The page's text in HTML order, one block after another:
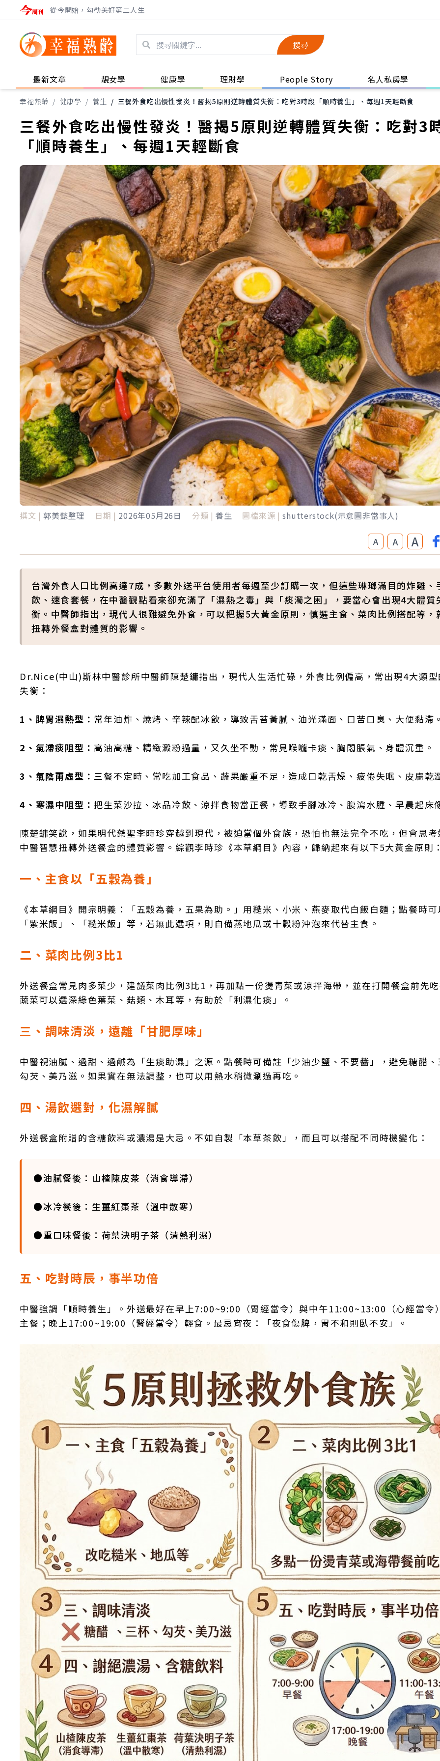
從今開始，勾勒美好第二人生
搜尋
最新文章 靚女學 健康學 理財學 People Story 名人私房學
幸福熟齡 / 健康學 / 養生 / 三餐外食吃出慢性發炎！醫揭5原則逆轉體質失衡：吃對3時段「順時養生」、每週1天輕斷食
三餐外食吃出慢性發炎！醫揭5原則逆轉體質失衡：吃對3
「順時養生」、每週1天輕斷食
撰文 | 郭美懿整理 日期 | 2026年05月26日 分類 | 養生 圖檔來源 | shutterstock(示意圖非當事人)
A A A
台灣外食人口比例高達7成，多數外送平台使用者每週至少訂購一次，但這些琳瑯滿目的炸雞、
飲、速食套餐，在中醫觀點看來卻充滿了「濕熱之毒」與「痰濁之困」，要當心會出現4大體質
衡。中醫師指出，現代人很難避免外食，可以把握5大黃金原則，慎選主食、菜肉比例搭配等，
扭轉外餐盒對體質的影響。
Dr.Nice(中山)斯林中醫診所中醫師陳楚鏞指出，現代人生活忙碌，外食比例偏高，常出現4大類
失衡：
1、脾胃濕熱型： 常年油炸、燒烤、辛辣配冰飲，導致舌苔黃膩、油光滿面、口苦口臭、大便黏滯
2、氣滯痰阻型： 高油高糖、精緻澱粉過量，又久坐不動，常見喉嚨卡痰、胸悶脹氣、身體沉重。
3、氣陰兩虛型： 三餐不定時、常吃加工食品、蔬果嚴重不足，造成口乾舌燥、疲倦失眠、皮膚乾
4、寒濕中阻型：把生菜沙拉、冰品冷飲、涼拌食物當正餐，導致手腳冰冷、腹瀉水腫、早晨起床
陳楚鏞笑說，如果明代藥聖李時珍穿越到現代，被迫當個外食族，恐怕也無法完全不吃，但會思
中醫智慧扭轉外送餐盒的體質影響。綜觀李時珍《本草綱目》內容，歸納起來有以下5大黃金原則
一、主食以「五穀為養」
《本草綱目》開宗明義：「五穀為養，五果為助。」用糙米、小米、燕麥取代白飯白麵；點餐時
「紫米飯」、「糙米飯」等，若無此選項，則自備蒸地瓜或十穀粉沖泡來代替主食。
二、菜肉比例3比1
外送餐盒常見肉多菜少，建議菜肉比例3比1，再加點一份燙青菜或涼拌海帶，並在打開餐盒前先
蔬菜可以選深綠色葉菜、菇類、木耳等，有助於「利濕化痰」。
三、調味清淡，遠離「甘肥厚味」
中醫視油膩、過甜、過鹹為「生痰助濕」之源。點餐時可備註「少油少鹽、不要醬」，避免糖醋
勾芡、美乃滋。如果實在無法調整，也可以用熱水稍微涮過再吃。
四、湯飲選對，化濕解膩
外送餐盒附贈的含糖飲料或濃湯是大忌。不如自製「本草茶飲」，而且可以搭配不同時機變化：
●油膩餐後：山楂陳皮茶（消食導滯）
●冰冷餐後：生薑紅棗茶（溫中散寒）
●重口味餐後：荷葉決明子茶（清熱利濕）
五、吃對時辰，事半功倍
中醫強調「順時養生」。外送最好在早上7:00~9:00（胃經當令）與中午11:00~13:00（心經當令
主餐；晚上17:00~19:00（腎經當令）輕食。最忌宵夜：「夜食傷脾，胃不和則臥不安」。